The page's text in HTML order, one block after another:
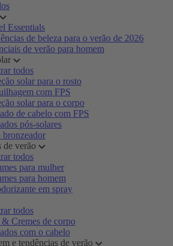
Essentials
de beleza para o verão de 2026
de verão para homem
todos
solar para o rosto
com FPS
solar para o corpo
de cabelo com FPS
pós-solares
bronzeador
de verão
todos
para mulher
para homem
em spray
todos
& Cremes de corpo
com o cabelo
e tendências de verão